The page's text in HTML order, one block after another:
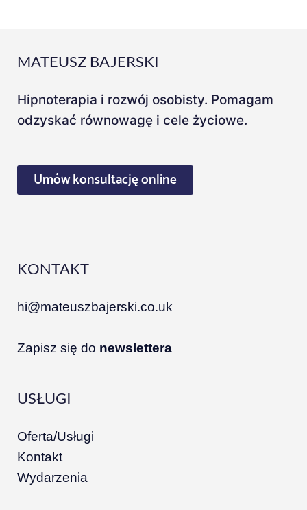
MATEUSZ BAJERSKI
Hipnoterapia i rozwój osobisty. Pomagam
odzyskać równowagę i cele życiowe.
Umów konsultację online
KONTAKT
hi@mateuszbajerski.co.uk
Zapisz się do newslettera
USŁUGI
Oferta/Usługi
Kontakt
Wydarzenia